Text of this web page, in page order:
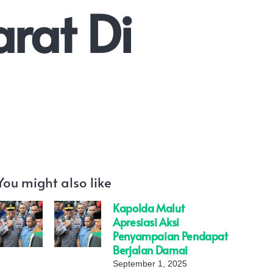
Di
might also like
Kapolda Malut
Apresiasi Aksi
Penyampaian Pendapat
Berjalan Damai
September 1, 2025